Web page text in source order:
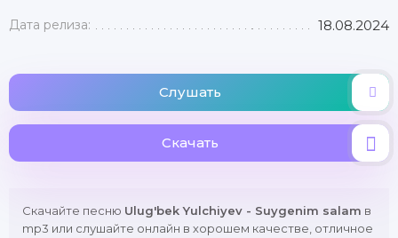
Дата релиза: 18.08.2024
Слушать
Скачать
Скачайте песню Ulug'bek Yulchiyev - Suygenim salam в
mp3 или слушайте онлайн в хорошем качестве, отличное